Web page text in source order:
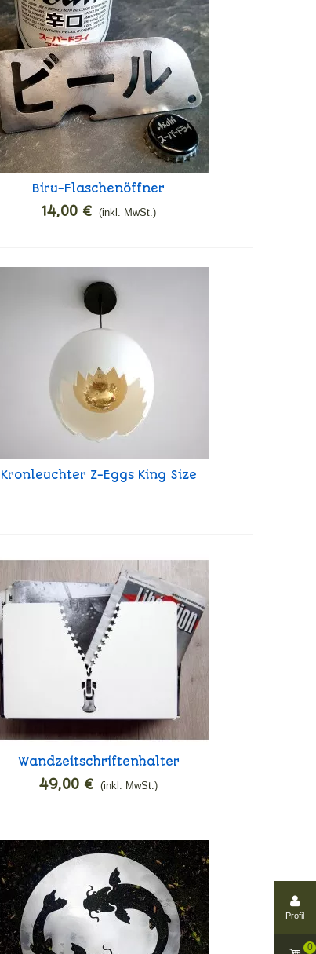
In den Warenkorb
Biru-Flaschenöffner
14,00 € (inkl. MwSt.)
Vorschau
Kronleuchter Z-Eggs King Size
In den Warenkorb
Wandzeitschriftenhalter
Reißverschluss
49,00 € (inkl. MwSt.)
Profil
0